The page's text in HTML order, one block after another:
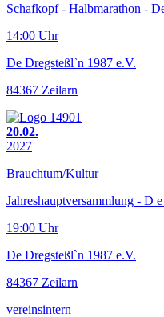
Schafkopf - Halbmarathon -
14:00 Uhr
De Dregsteßl`n 1987 e.V.
84367 Zeilarn
20.02.
2027
Brauchtum/Kultur
Jahreshauptversammlung - D
19:00 Uhr
De Dregsteßl`n 1987 e.V.
84367 Zeilarn
vereinsintern